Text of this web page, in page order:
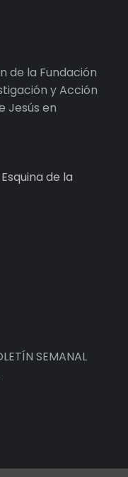
de la Fundación
y Acción
Jesús en
de la
SEMANAL